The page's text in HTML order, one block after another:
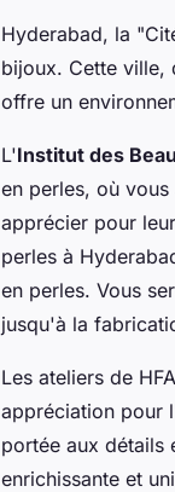
Hyderabad, la
bijoux. Cette ville,
offre un
L'Institut des
en perles, où
apprécier pour
perles à
en perles. Vous
jusqu'à la
Les ateliers de
appréciation pour
portée aux détails
enrichissante et